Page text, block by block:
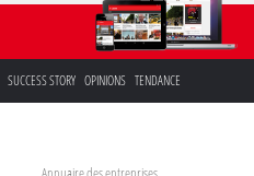
SUCCESS STORY OPINIONS TENDANCE